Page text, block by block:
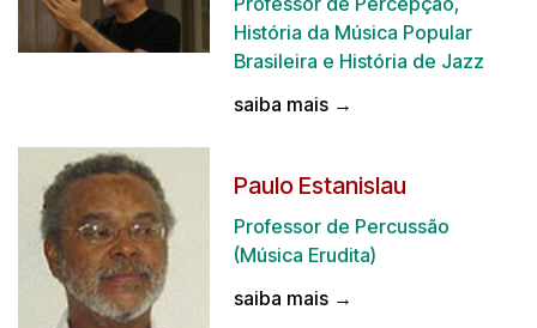
História da Música Popular
Brasileira e História de Jazz
saiba mais →
Paulo Estanislau
Professor de Percussão
(Música Erudita)
saiba mais →